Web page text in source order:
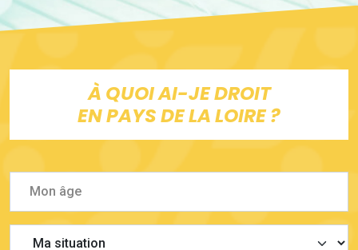
À QUOI AI-JE DROIT
EN PAYS DE LA LOIRE ?